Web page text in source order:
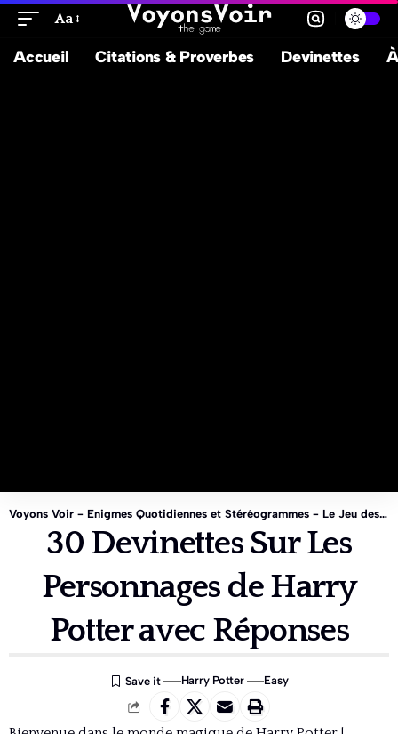
Aa
Accueil Citations & Proverbes Devinettes
Voyons Voir - Enigmes Quotidiennes et Stéréogrammes - Le Jeu des 1%
30 Devinettes Sur Les
Personnages de Harry
Potter avec Réponses
Harry Potter Easy